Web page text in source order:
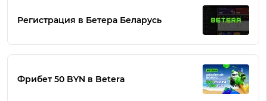
Регистрация в Бетера Беларусь
Фрибет 50 BYN в Betera